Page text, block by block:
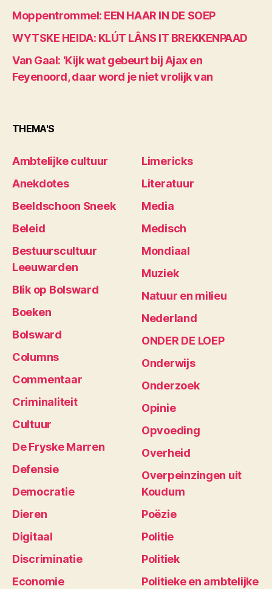
Moppentrommel: EEN HAAR IN DE SOEP
WYTSKE HEIDA: KLÚT LÂNS IT BREKKENPAAD
Van Gaal: ‘Kijk wat gebeurt bij Ajax en
Feyenoord, daar word je niet vrolijk van
THEMA'S
Ambtelijke cultuur
Anekdotes
Beeldschoon Sneek
Beleid
Bestuurscultuur
Leeuwarden
Blik op Bolsward
Boeken
Bolsward
Columns
Commentaar
Criminaliteit
Cultuur
De Fryske Marren
Defensie
Democratie
Dieren
Digitaal
Discriminatie
Economie
Limericks
Literatuur
Media
Medisch
Mondiaal
Muziek
Natuur en milieu
Nederland
ONDER DE LOEP
Onderwijs
Onderzoek
Opinie
Opvoeding
Overheid
Overpeinzingen uit
Koudum
Poëzie
Politie
Politiek
Politieke en ambtelijke